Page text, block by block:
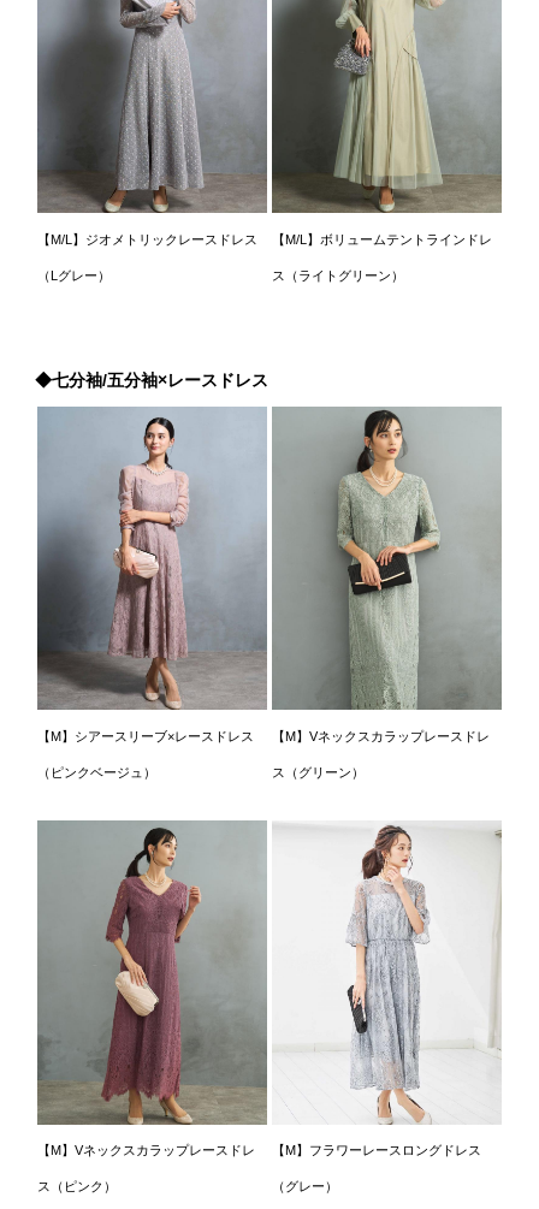
【M/L】ジオメトリックレースドレス
（Lグレー）
【M/L】ボリュームテントラインドレ
ス（ライトグリーン）
◆七分袖/五分袖×レースドレス
【M】シアースリーブ×レースドレス
（ピンクベージュ）
【M】Vネックスカラップレースドレ
ス（グリーン）
【M】Vネックスカラップレースドレ
ス（ピンク）
【M】フラワーレースロングドレス
（グレー）